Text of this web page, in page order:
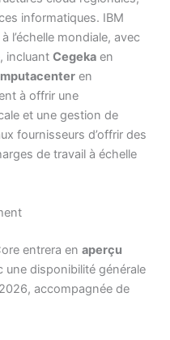
informatiques. IBM
l’échelle mondiale, avec
incluantCegeka en
en
à offrir une
et une gestion de
fournisseurs d’offrir des
de travail à échelle
entrera enaperçu
une disponibilité générale
accompagnée de